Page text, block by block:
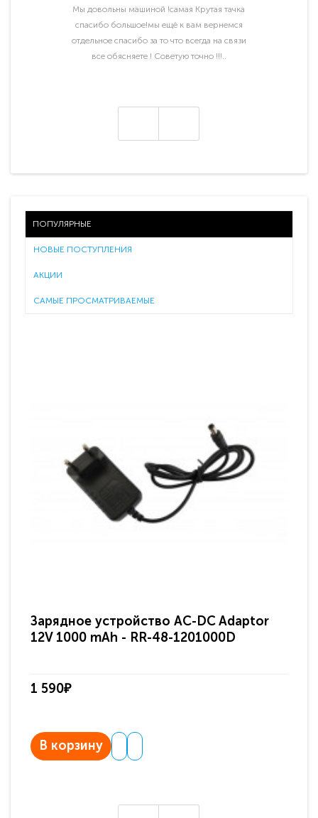
Мы довольны машиной !самая Крутая тачка
спасибо большое!мы ещё к вам вернемся
отдельное спасибо за то что всегда на связи
все обясняете ! Советую точно !!!..
ПОПУЛЯРНЫЕ
НОВЫЕ ПОСТУПЛЕНИЯ
АКЦИИ
САМЫЕ ПРОСМАТРИВАЕМЫЕ
Зарядное устройство AC-DC Adaptor
12V 1000 mAh - RR-48-1201000D
1 590₽
В корзину